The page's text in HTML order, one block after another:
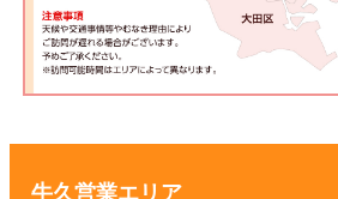
牛久営業エリア